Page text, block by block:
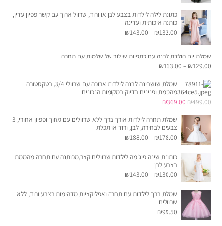
כתונת לילה לילדות בצבע לבן או ורוד, שרוול ארוך עם קשר פפיון עדין,
כותנה איכותית ועדינה
₪132.00
–
₪143.00
שמלת יום הולדת לבנה עם כתפיות שילוב של שלמות עם תחרה
₪129.00
–
₪163.00
שמלת שושבינה לבנה לילדות ארוכה עם שרוולי 3/4, בטקסטורה
מהממת ופנינים בדיוק במקומות הנכונים
₪499.00
המחיר
המקורי
היה:
₪499.00.
₪369.00
הוא:
₪369.00.
שמלת תחרה לילדות אורך ברך ללא שרוולים עם מחוך ופפיון אחורי, 3
צבעים לבחירה, לבן, ורוד או תכלת
₪178.00
–
₪188.00
כותונת שינה פיג'מה לילדות שרוולים קצר,מכותנה עם תחרה מהממת
בצבע לבן
₪130.00
–
₪143.00
שמלת ברך לילדות עם תחרה ואפליקציות מדהימות בצבע ורוד, ללא
שרוולים
₪99.50